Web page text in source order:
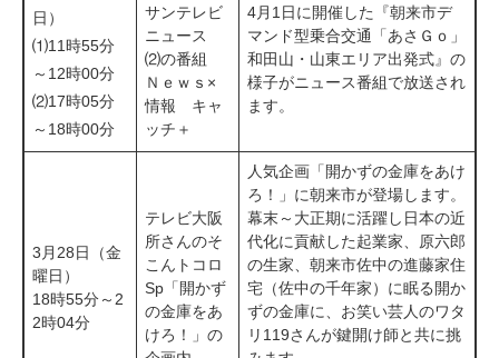
日）
⑴11時55分
～12時00分
⑵17時05分
～18時00分
サンテレビ
ニュース
⑵の番組
Ｎｅｗｓ×
情報 キャ
ッチ＋
4月1日に開催した『朝来市デ
マンド型乗合交通「あさＧｏ」
和田山・山東エリア出発式』の
様子がニュース番組で放送され
ます。​
3月28日（金
曜日）
18時55分～2
2時04分
テレビ大阪
所さんのそ
こんトコロ
Sp「開かず
の金庫をあ
けろ！」の
人気企画「開かずの金庫をあけ
ろ！」に朝来市が登場します。
幕末～大正期に活躍し日本の近
代化に貢献した起業家、原六郎
の生家、朝来市佐中の進藤家住
宅（佐中の千年家）に眠る開か
ずの金庫に、お笑い芸人のワタ
リ119さんが鍵開け師と共に挑